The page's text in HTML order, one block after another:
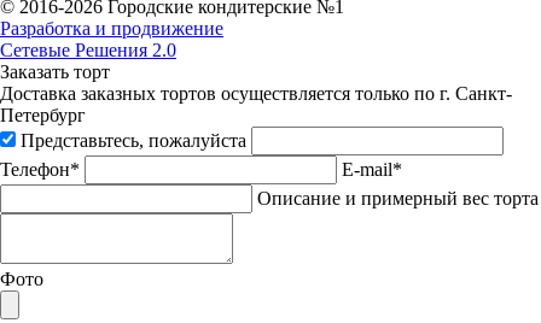
© 2016-2026 Городские кондитерские №1
Разработка и продвижение
Сетевые Решения 2.0
Заказать торт
Доставка заказных тортов осуществляется только по г. Санкт-
Петербург
Представьтесь, пожалуйста
Телефон*
E-mail*
Описание и примерный вес торта
Фото